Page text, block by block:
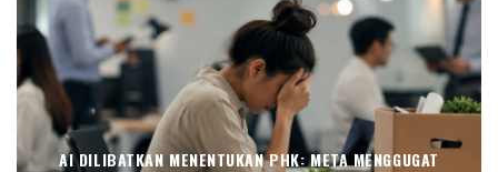
AI DILIBATKAN MENENTUKAN PHK: META MENGGUGAT